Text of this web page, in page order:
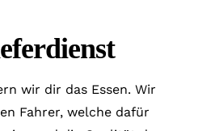
wir dir das Essen. Wir
Fahrer, welche dafür